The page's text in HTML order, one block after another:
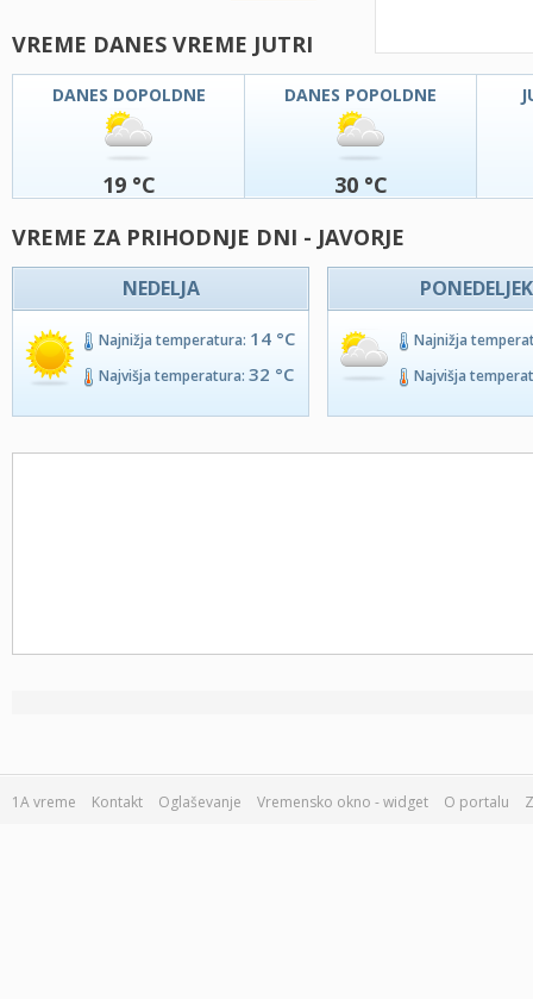
VREME DANES VREME JUTRI
DANES DOPOLDNE
19 °C
DANES POPOLDNE
30 °C
VREME ZA PRIHODNJE DNI - JAVORJE
NEDELJA
Najnižja temperatura: 14 °C
Najvišja temperatura: 32 °C
PONEDELJEK
Najnižja
Najvišja
1A vreme Kontakt Oglaševanje Vremensko okno - widget O portalu